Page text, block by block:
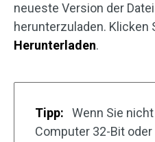
neueste Version der Datei
herunterzuladen. Klicken
Herunterladen.
Tipp:
Wenn Sie
Computer 32-Bit